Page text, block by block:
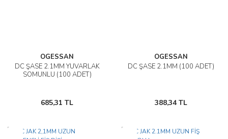
OGESSAN
DC ŞASE 2.1MM YUVARLAK
SOMUNLU (100 ADET)
685,31 TL
OGESSAN
DC ŞASE 2.1MM (100 ADET)
388,34 TL